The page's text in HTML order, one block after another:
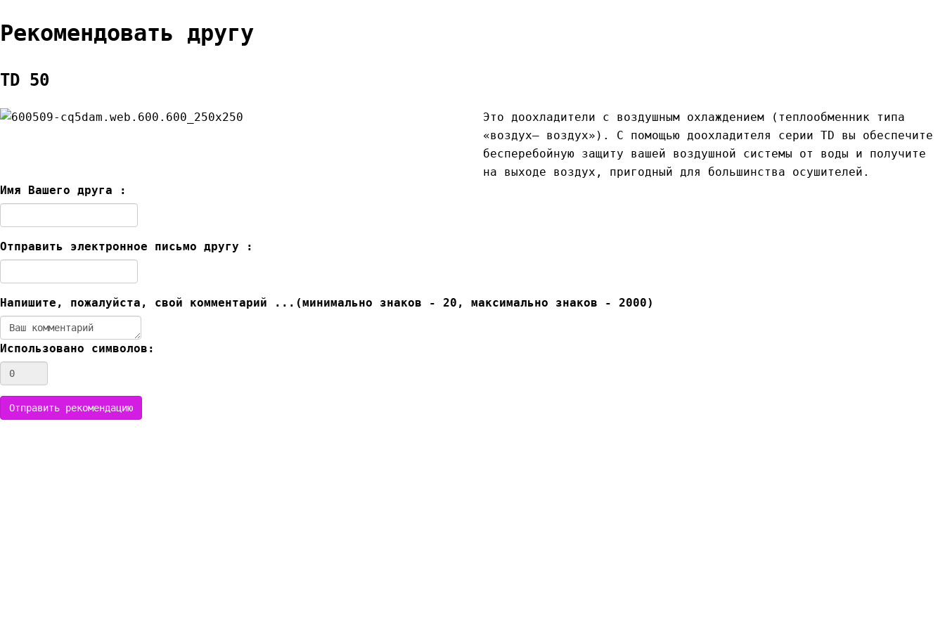
Рекомендовать другу
TD 50
Это доохладители с воздушным охлаждением (теплообменник типа
«воздух– воздух»). С помощью доохладителя серии TD вы обеспечите
бесперебойную защиту вашей воздушной системы от воды и получите
на выходе воздух, пригодный для большинства осушителей.
Имя Вашего друга :
Отправить электронное письмо другу :
Напишите, пожалуйста, свой комментарий ...(минимально знаков - 20, максимально знаков - 2000)
Использовано символов: